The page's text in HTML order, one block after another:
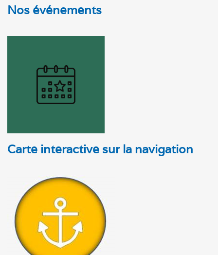
Nos événements
Carte interactive sur la navigation